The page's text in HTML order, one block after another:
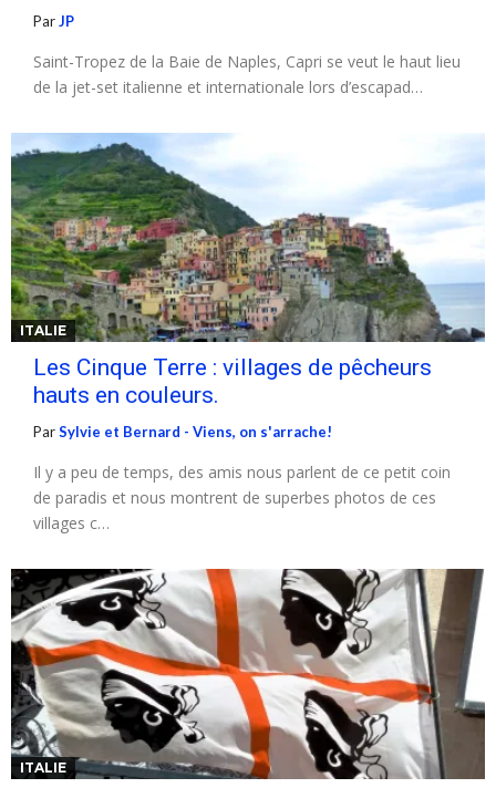
ParJP
Saint-Tropez de la Baie de Naples, Capri se veut le haut lieu
de la jet-set italienne et internationale lors d’escapad…
ITALIE
Les Cinque Terre : villages de pêcheurs
hauts en couleurs.
ParSylvie et Bernard - Viens, on s'arrache!
Il y a peu de temps, des amis nous parlent de ce petit coin
de paradis et nous montrent de superbes photos de ces
villages c…
ITALIE